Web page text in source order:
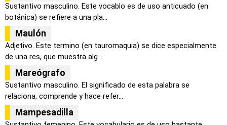
Sustantivo masculino. Este vocablo es de uso anticuado (en
botánica) se refiere a una pla...
Maulón
Adjetivo. Este termino (en tauromaquia) se dice especialmente
de una res, que muestra alg...
Mareógrafo
Sustantivo masculino. El significado de esta palabra se
relaciona, comprende y hace refer...
Mampesadilla